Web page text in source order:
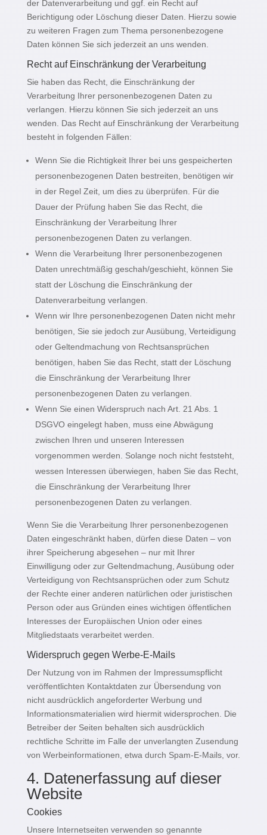
der Datenverarbeitung und ggf. ein Recht auf
Berichtigung oder Löschung dieser Daten. Hierzu sowie
zu weiteren Fragen zum Thema personenbezogene
Daten können Sie sich jederzeit an uns wenden.
Recht auf Einschränkung der Verarbeitung
Sie haben das Recht, die Einschränkung der
Verarbeitung Ihrer personenbezogenen Daten zu
verlangen. Hierzu können Sie sich jederzeit an uns
wenden. Das Recht auf Einschränkung der Verarbeitung
besteht in folgenden Fällen:
Wenn Sie die Richtigkeit Ihrer bei uns gespeicherten
personenbezogenen Daten bestreiten, benötigen wir
in der Regel Zeit, um dies zu überprüfen. Für die
Dauer der Prüfung haben Sie das Recht, die
Einschränkung der Verarbeitung Ihrer
personenbezogenen Daten zu verlangen.
Wenn die Verarbeitung Ihrer personenbezogenen
Daten unrechtmäßig geschah/geschieht, können Sie
statt der Löschung die Einschränkung der
Datenverarbeitung verlangen.
Wenn wir Ihre personenbezogenen Daten nicht mehr
benötigen, Sie sie jedoch zur Ausübung, Verteidigung
oder Geltendmachung von Rechtsansprüchen
benötigen, haben Sie das Recht, statt der Löschung
die Einschränkung der Verarbeitung Ihrer
personenbezogenen Daten zu verlangen.
Wenn Sie einen Widerspruch nach Art. 21 Abs. 1
DSGVO eingelegt haben, muss eine Abwägung
zwischen Ihren und unseren Interessen
vorgenommen werden. Solange noch nicht feststeht,
wessen Interessen überwiegen, haben Sie das Recht,
die Einschränkung der Verarbeitung Ihrer
personenbezogenen Daten zu verlangen.
Wenn Sie die Verarbeitung Ihrer personenbezogenen
Daten eingeschränkt haben, dürfen diese Daten – von
ihrer Speicherung abgesehen – nur mit Ihrer
Einwilligung oder zur Geltendmachung, Ausübung oder
Verteidigung von Rechtsansprüchen oder zum Schutz
der Rechte einer anderen natürlichen oder juristischen
Person oder aus Gründen eines wichtigen öffentlichen
Interesses der Europäischen Union oder eines
Mitgliedstaats verarbeitet werden.
Widerspruch gegen Werbe-E-Mails
Der Nutzung von im Rahmen der Impressumspflicht
veröffentlichten Kontaktdaten zur Übersendung von
nicht ausdrücklich angeforderter Werbung und
Informationsmaterialien wird hiermit widersprochen. Die
Betreiber der Seiten behalten sich ausdrücklich
rechtliche Schritte im Falle der unverlangten Zusendung
von Werbeinformationen, etwa durch Spam-E-Mails, vor.
4. Datenerfassung auf dieser
Website
Cookies
Unsere Internetseiten verwenden so genannte